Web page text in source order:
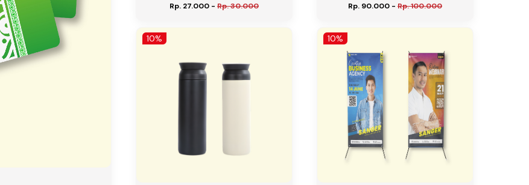
Rp. 27.000 - Rp. 30.000
Rp. 90.000 - Rp. 100.000
10% 10%